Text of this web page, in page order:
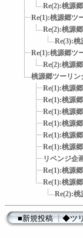
Re(2):桃源
Re(1):桃源郷ツ
Re(2):桃源
Re(3):
Re(1):桃源郷ツ
Re(2):桃源
桃源郷ツーリン
Re(1):桃源
Re(1):桃源
Re(1):桃源
Re(1):桃源
Re(1):桃源
Re(1):桃源
リベンジ企
Re(1):桃源
Re(1):桃源
Re(2):桃
■新規投稿┃◆ツ